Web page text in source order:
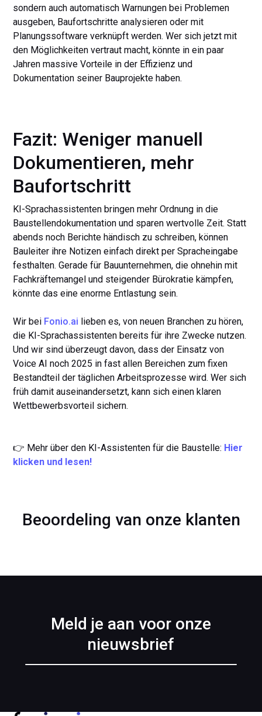
sondern auch automatisch Warnungen bei Problemen
ausgeben, Baufortschritte analysieren oder mit
Planungssoftware verknüpft werden. Wer sich jetzt mit
den Möglichkeiten vertraut macht, könnte in ein paar
Jahren massive Vorteile in der Effizienz und
Dokumentation seiner Bauprojekte haben.
Fazit: Weniger manuell
Dokumentieren, mehr
Baufortschritt
KI-Sprachassistenten bringen mehr Ordnung in die
Baustellendokumentation und sparen wertvolle Zeit. Statt
abends noch Berichte händisch zu schreiben, können
Bauleiter ihre Notizen einfach direkt per Spracheingabe
festhalten. Gerade für Bauunternehmen, die ohnehin mit
Fachkräftemangel und steigender Bürokratie kämpfen,
könnte das eine enorme Entlastung sein.
Wir bei Fonio.ai lieben es, von neuen Branchen zu hören,
die KI-Sprachassistenten bereits für ihre Zwecke nutzen.
Und wir sind überzeugt davon, dass der Einsatz von
Voice AI noch 2025 in fast allen Bereichen zum fixen
Bestandteil der täglichen Arbeitsprozesse wird. Wer sich
früh damit auseinandersetzt, kann sich einen klaren
Wettbewerbsvorteil sichern.
👉 Mehr über den KI-Assistenten für die Baustelle: Hier
klicken und lesen!
Beoordeling van onze klanten
Meld je aan voor onze
nieuwsbrief